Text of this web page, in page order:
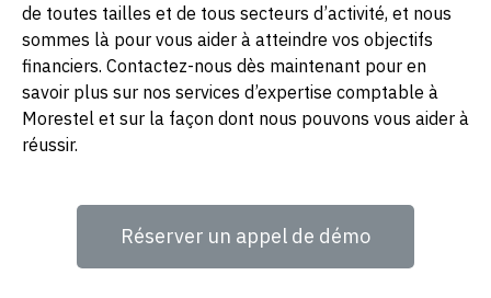
de toutes tailles et de tous secteurs d’activité, et nous
sommes là pour vous aider à atteindre vos objectifs
financiers. Contactez-nous dès maintenant pour en
savoir plus sur nos services d’expertise comptable à
Morestel et sur la façon dont nous pouvons vous aider à
réussir.
Réserver un appel de démo